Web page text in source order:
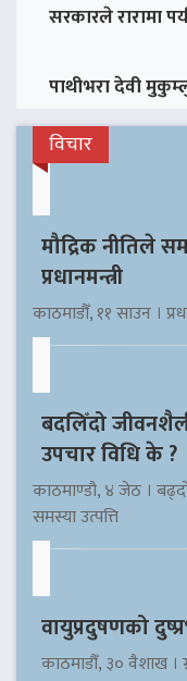
सरकारले रारामा
पाथीभरा देवी
विचार
मौद्रिक नीतिले
प्रधानमन्त्री
काठमाडौँ, ११ साउन ।
बदलिँदो
उपचार विधि के ?
काठमाण्डौ, ४ जेठ ।
समस्या उत्पत्ति
वायुप्रदुषणको
काठमाडौँ, ३० वैशाख